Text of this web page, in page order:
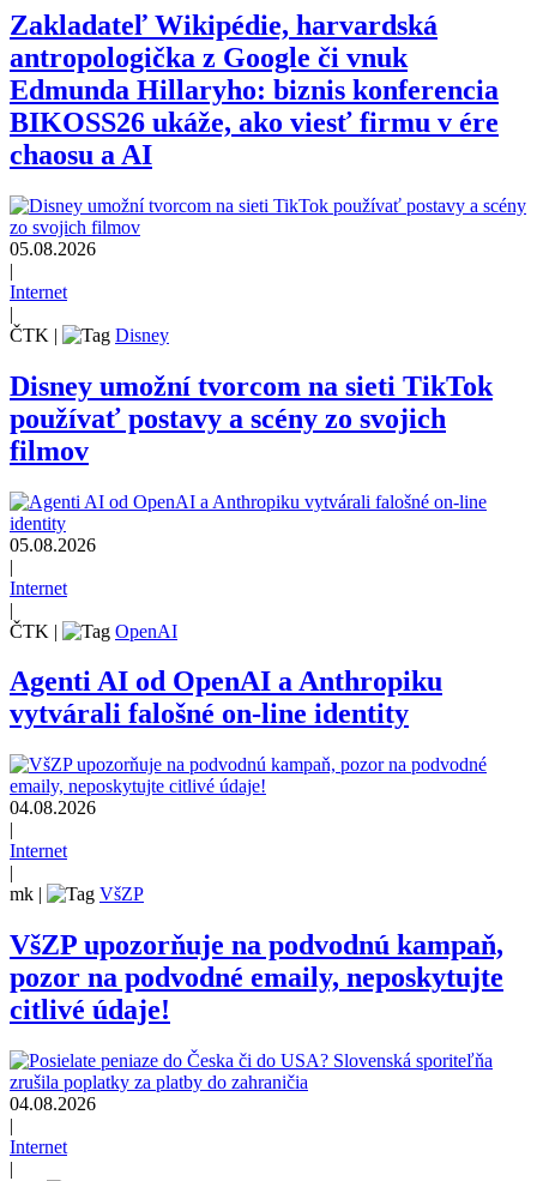
Zakladateľ Wikipédie, harvardská
antropologička z Google či vnuk
Edmunda Hillaryho: biznis konferencia
BIKOSS26 ukáže, ako viesť firmu v ére
chaosu a AI
05.08.2026
|
Internet
|
ČTK | Disney
Disney umožní tvorcom na sieti TikTok
používať postavy a scény zo svojich
filmov
05.08.2026
|
Internet
|
ČTK | OpenAI
Agenti AI od OpenAI a Anthropiku
vytvárali falošné on-line identity
04.08.2026
|
Internet
|
mk | VšZP
VšZP upozorňuje na podvodnú kampaň,
pozor na podvodné emaily, neposkytujte
citlivé údaje!
04.08.2026
|
Internet
|